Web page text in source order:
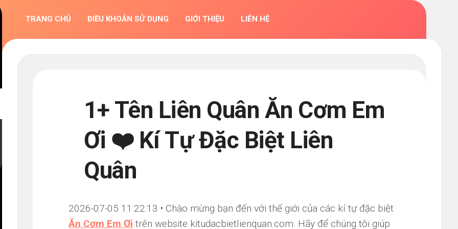
TRANG CHỦ ĐIỀU KHOẢN SỬ DỤNG GIỚI THIỆU LIÊN HỆ
1+ Tên Liên Quân Ăn Cơm Em
Ơi ❤️ Kí Tự Đặc Biệt Liên
Quân
2026-07-05 11:22:13 • Chào mừng bạn đến với thế giới của các kí tự đặc biệt
Ăn Cơm Em Ơi trên website kitudacbietlienquan.com. Hãy để chúng tôi giúp